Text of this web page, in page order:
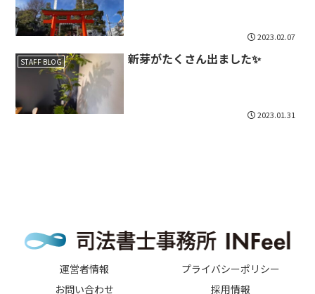
2023.02.07
STAFF BLOG 新芽がたくさん出ました✨
2023.01.31
運営者情報
プライバシーポリシー
お問い合わせ
採用情報